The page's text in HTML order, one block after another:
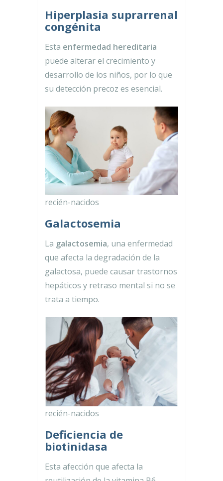
Hiperplasia suprarrenal
congénita
Esta enfermedad hereditaria
puede alterar el crecimiento y
desarrollo de los niños, por lo que
su detección precoz es esencial.
recién-nacidos
Galactosemia
La galactosemia, una enfermedad
que afecta la degradación de la
galactosa, puede causar trastornos
hepáticos y retraso mental si no se
trata a tiempo.
recién-nacidos
Deficiencia de
biotinidasa
Esta afección que afecta la